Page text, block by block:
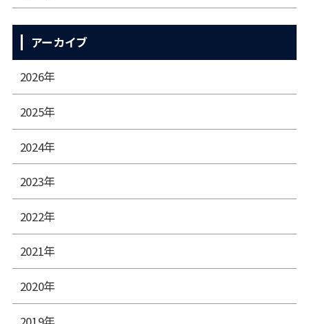
アーカイブ
2026年
2025年
2024年
2023年
2022年
2021年
2020年